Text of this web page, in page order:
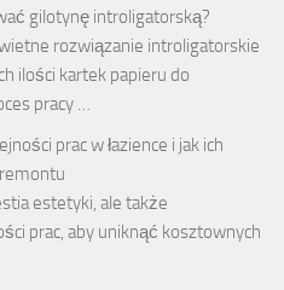
gilotynę introligatorską?
rozwiązanie introligatorskie
ilości kartek papieru do
pracy …
prac w łazience i jak ich
estetyki, ale także
prac, aby uniknąć kosztownych